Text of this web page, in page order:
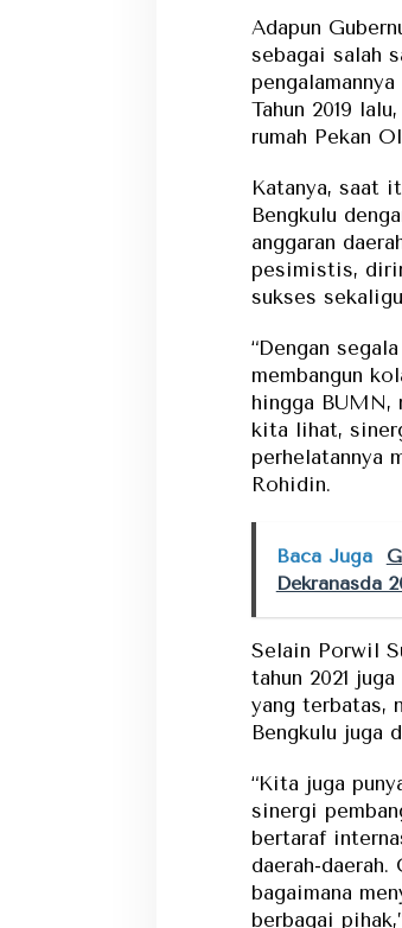
Adapun
sebagai salah
Tahun 2019
rumah Pekan
Katanya, saat
Bengkulu
anggaran
pesimistis,
sukses
“Dengan
membangun
hingga BUMN,
kita lihat,
perhelatannya
Rohidin.
Baca Juga
Dekranasda
Selain Porwil
tahun 2021
yang terbatas,
Bengkulu juga
“Kita juga
sinergi
bertaraf
daerah-
bagaimana
berbagai